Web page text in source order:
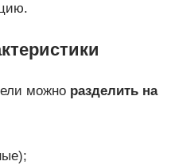
можно разделить на